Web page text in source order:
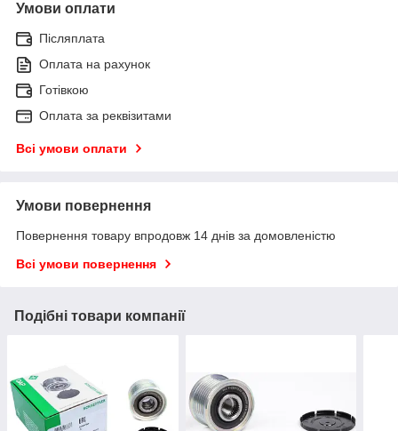
Умови оплати
Післяплата
Оплата на рахунок
Готівкою
Оплата за реквізитами
Всі умови оплати
Умови повернення
Повернення товару впродовж 14 днів за домовленістю
Всі умови повернення
Подібні товари компанії